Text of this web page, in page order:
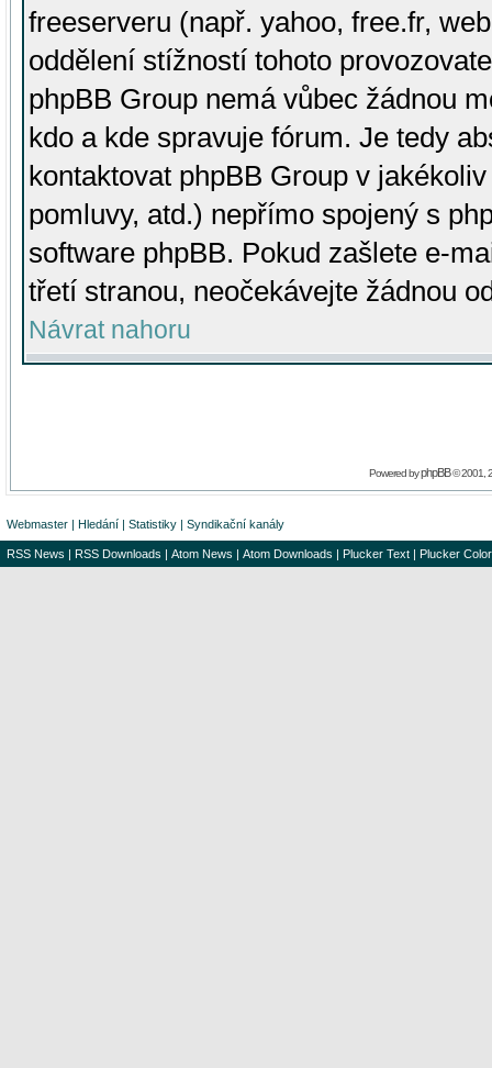
freeserveru (např. yahoo, free.fr,
oddělení stížností tohoto
phpBB Group nemá vůbec žádnou
kdo a kde spravuje fórum. Je tedy
kontaktovat phpBB Group v
pomluvy, atd.) nepřímo spojený s
software phpBB. Pokud zašlete e-
třetí stranou, neočekávejte žádnou
Návrat nahoru
Powered byphpBB© 2001,
Webmaster | Hledání | Statistiky | Syndikační kanály
RSS News | RSS Downloads | Atom News | Atom Downloads | Plucker Text | Plucker Color